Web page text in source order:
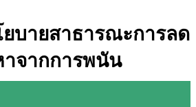
บายสาธารณะการลด
จากการพนัน